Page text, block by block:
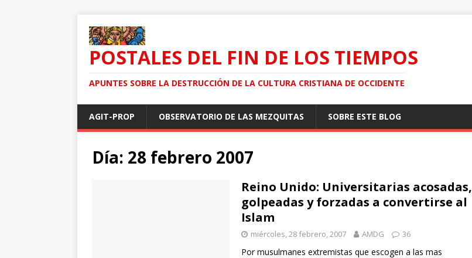
POSTALES DEL FIN DE LOS TIEMPOS
APUNTES SOBRE LA DESTRUCCIÓN DE LA CULTURA CRISTIANA DE OCCIDENTE
AGIT-PROP OBSERVATORIO DE LAS MEZQUITAS SOBRE ESTE BLOG
Día: 28 febrero 2007
Reino Unido: Universitarias acosadas,
golpeadas y forzadas a convertirse al
Islam
miércoles, 28 febrero, 2007 AMDG 36
Por musulmanes extremistas que escogen a las mas